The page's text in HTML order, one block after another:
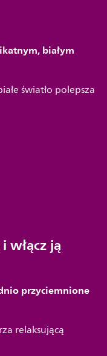
białym
światło polepsza
włącz ją
przyciemnione
relaksującą